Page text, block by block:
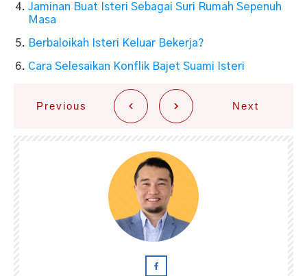
Jaminan Buat Isteri Sebagai Suri Rumah Sepenuh
Masa
Berbaloikah Isteri Keluar Bekerja?
Cara Selesaikan Konflik Bajet Suami Isteri
Previous Next